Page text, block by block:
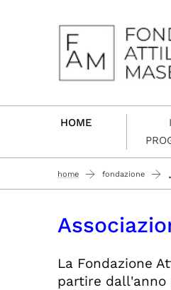
Passa al
HOME
home fondazione
La Fondazione
partire